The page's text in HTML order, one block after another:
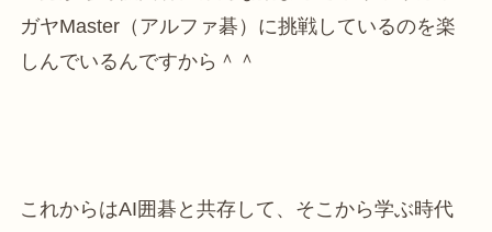
ガヤMaster（アルファ碁）に挑戦しているのを楽
しんでいるんですから＾＾
これからはAI囲碁と共存して、そこから学ぶ時代